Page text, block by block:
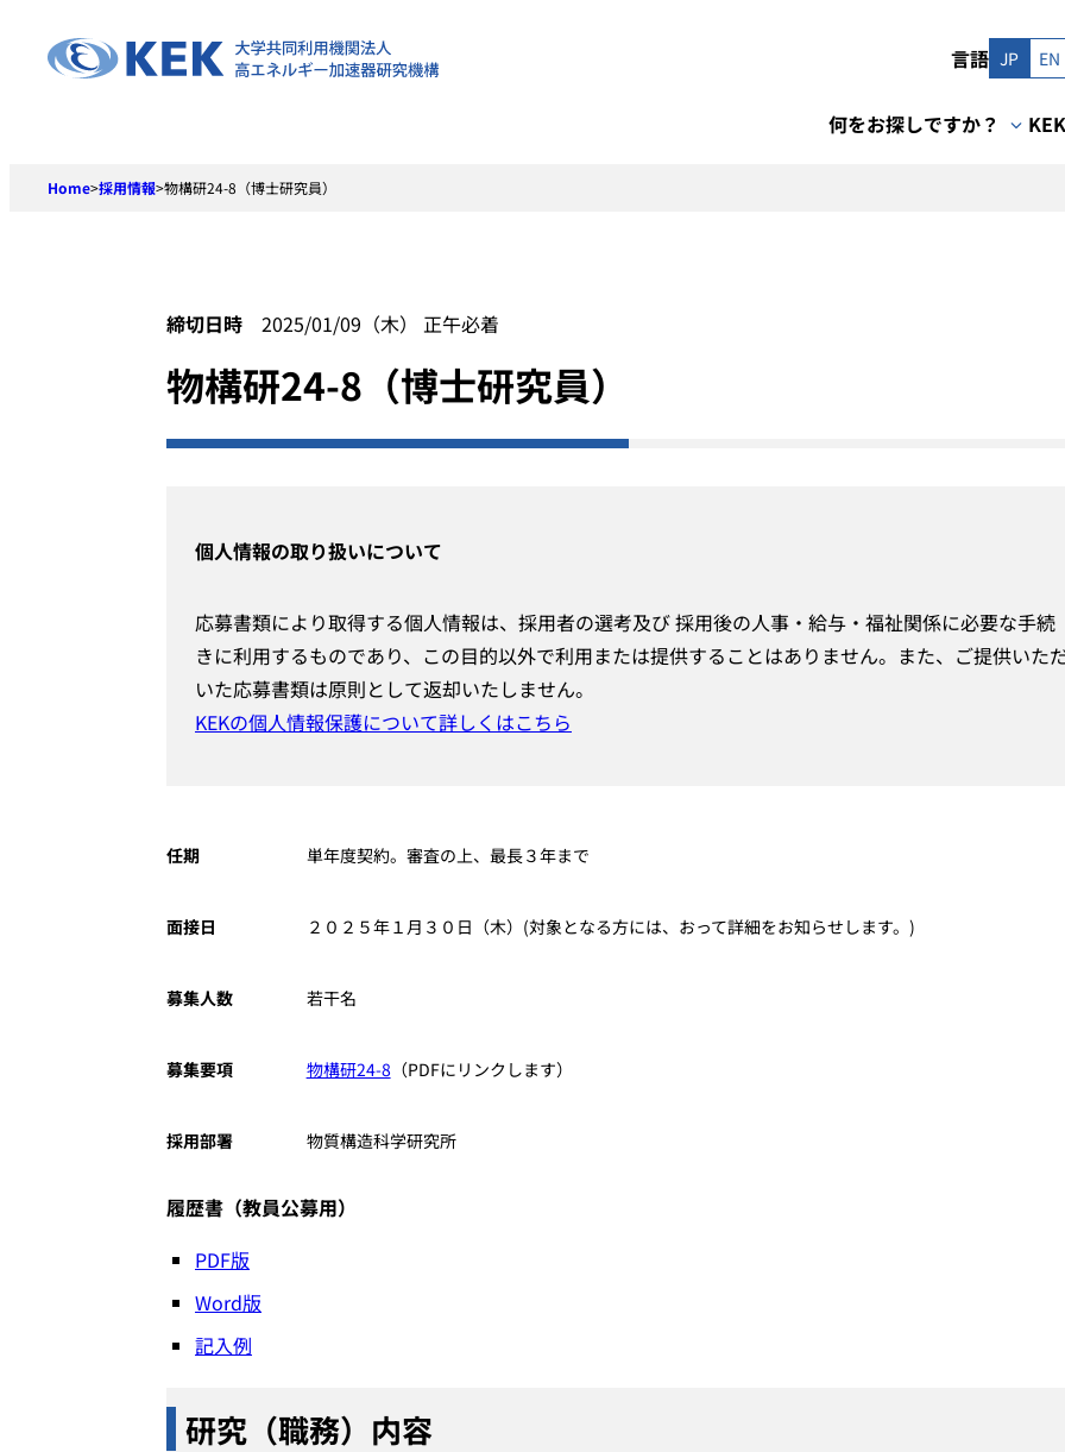
言語 JP EN
何をお探しですか？
Home>採用情報>物構研24-8（博士研究員）
締切日時 2025/01/09（木） 正午必着
物構研24-8（博士研究員）
個人情報の取り扱いについて
応募書類により取得する個人情報は、採用者の選考及び 採用後の人事・給与・福祉関係に必要な手続
きに利用するものであり、この目的以外で利用または提供することはありません。また、ご提供いた
いた応募書類は原則として返却いたしません。
KEKの個人情報保護について詳しくはこちら
任期 単年度契約。審査の上、最長３年まで
面接日 ２０２５年１月３０日（木）(対象となる方には、おって詳細をお知らせします。)
募集人数 若干名
募集要項 物構研24-8 （PDFにリンクします）
採用部署 物質構造科学研究所
履歴書（教員公募用）
PDF版
Word版
記入例
研究（職務）内容